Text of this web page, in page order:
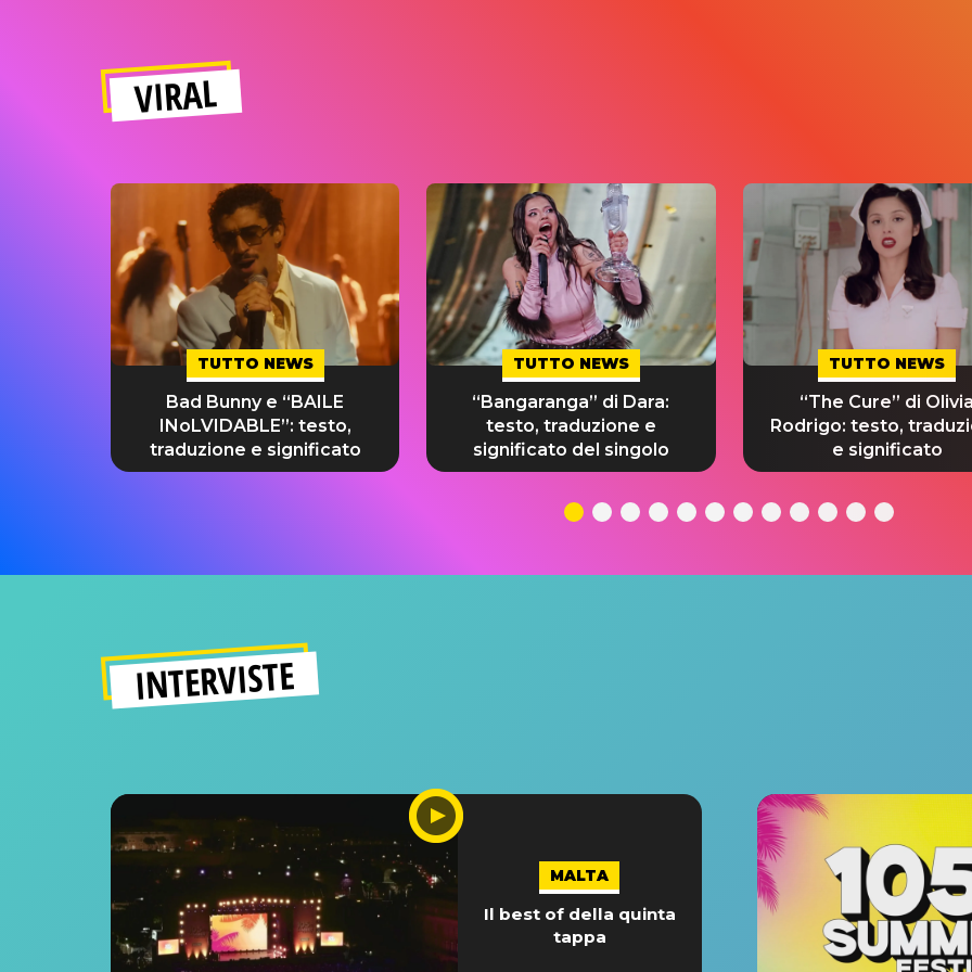
VIRAL
TUTTO NEWS
Bad Bunny e “BAILE
INoLVIDABLE”: testo,
traduzione e significato
TUTTO NEWS
“Bangaranga” di Dara:
testo, traduzione e
significato del singolo
TUTTO NEWS
“The Cure” di Olivia
Rodrigo: testo,
e significato
INTERVISTE
MALTA
Il best of della quinta
tappa